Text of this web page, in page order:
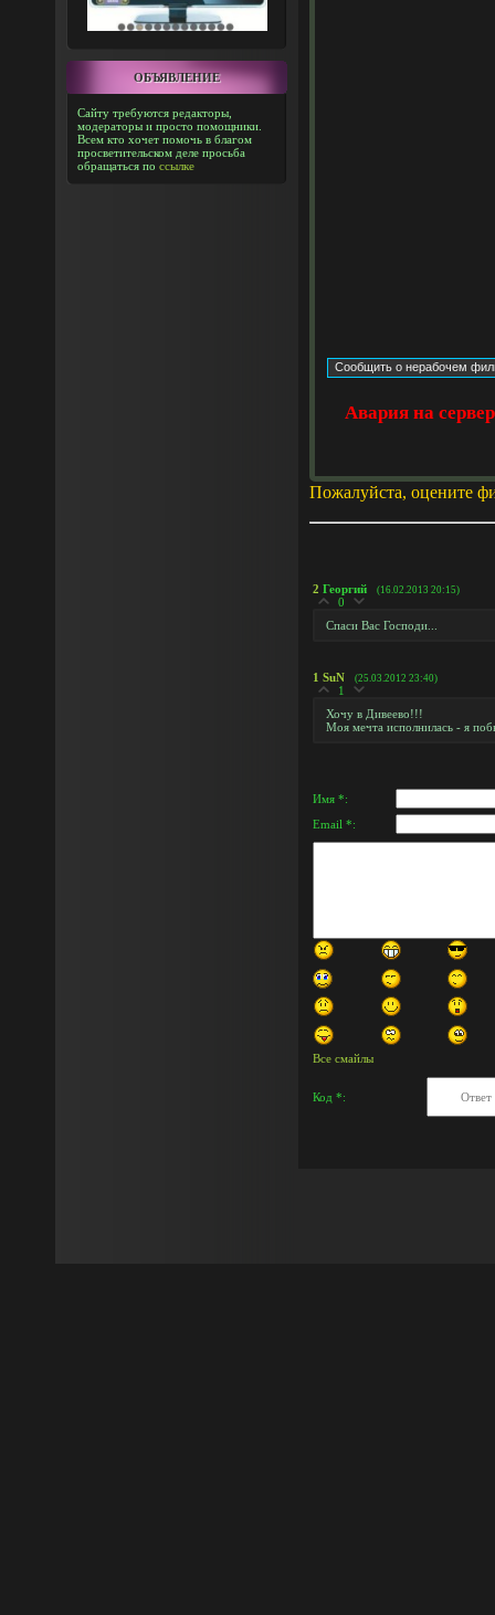
ОБЪЯВЛЕНИЕ
Сайту требуются редакторы,
модераторы и просто помощники.
Всем кто хочет помочь в благом
просветительском деле просьба
обращаться по ссылке
Авария на
Пожалуйста, оцените
2 Георгий (16.02.2013 20:15)
0
Спаси Вас Господи...
1 SuN (25.03.2012 23:40)
1
Хочу в Дивеево!!!
Моя мечта исполнилась - я
Имя *:
Email *:
Все смайлы
Код *: